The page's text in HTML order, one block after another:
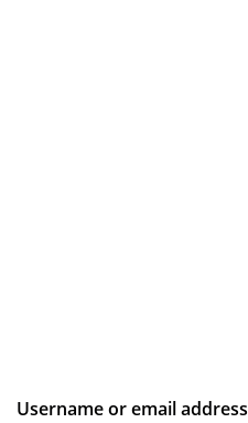
Username or email address